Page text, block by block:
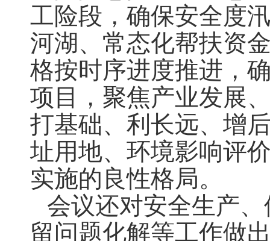
工险段， 确保安全度
河湖、常态化帮扶资
格按时序进度推进，
项目，聚焦产业发展
打基础、利长远、增
址用地、环境影响评
实施的良性格局。
会议还对安全生产
留问题化解等工作做